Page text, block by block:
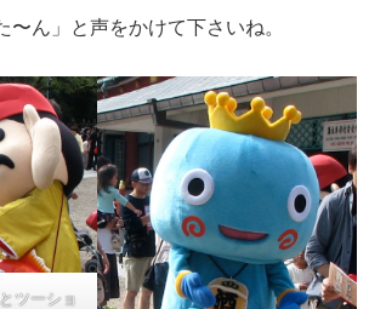
〜ん」と声をかけて下さいね。
ツーショ